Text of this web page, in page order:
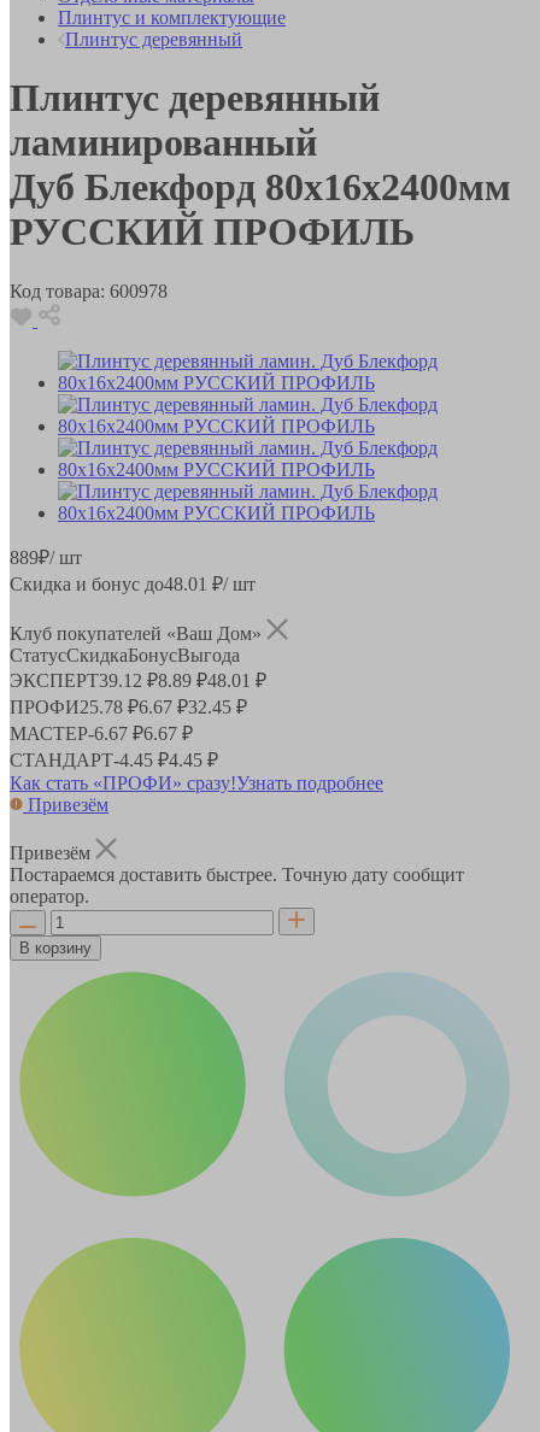
Плинтус и комплектующие
Плинтус деревянный
Плинтус деревянный
ламинированный
Дуб Блекфорд 80х16х2400мм
РУССКИЙ ПРОФИЛЬ
Код товара: 600978
889₽/ шт
Скидка и бонус до48.01 ₽/ шт
Клуб покупателей «Ваш Дом»
СтатусСкидкаБонусВыгода
ЭКСПЕРТ39.12 ₽8.89 ₽48.01 ₽
ПРОФИ25.78 ₽6.67 ₽32.45 ₽
МАСТЕР-6.67 ₽6.67 ₽
СТАНДАРТ-4.45 ₽4.45 ₽
Как стать «ПРОФИ» сразу!Узнать подробнее
Привезём
Привезём
Постараемся доставить быстрее. Точную дату сообщит
оператор.
В корзину